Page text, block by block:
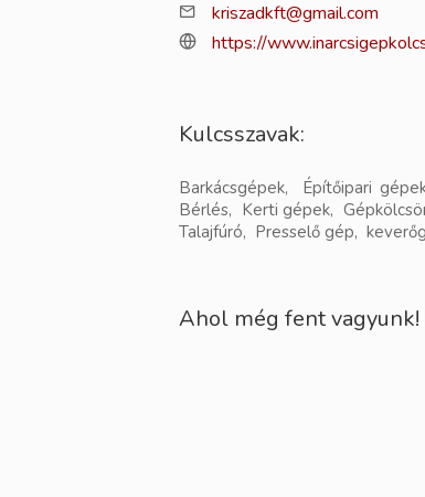
kriszadkft@gmail.com
https://
Kulcsszavak:
Barkácsgépek, Építőipari
Bérlés, Kerti gépek,
Talajfúró, Presselő gép,
Ahol még fent vagyunk!